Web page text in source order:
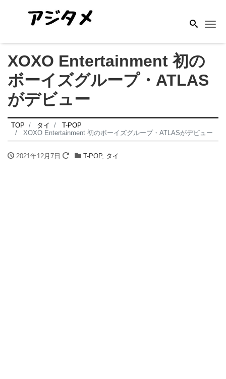
XOXO Entertainment 初の
ボーイズグループ・ATLAS
がデビュー
TOP タイ
T-POP
XOXO Entertainment 初のボーイズグループ・ATLASがデビュー
2021年12月7日 T-POP, タイ